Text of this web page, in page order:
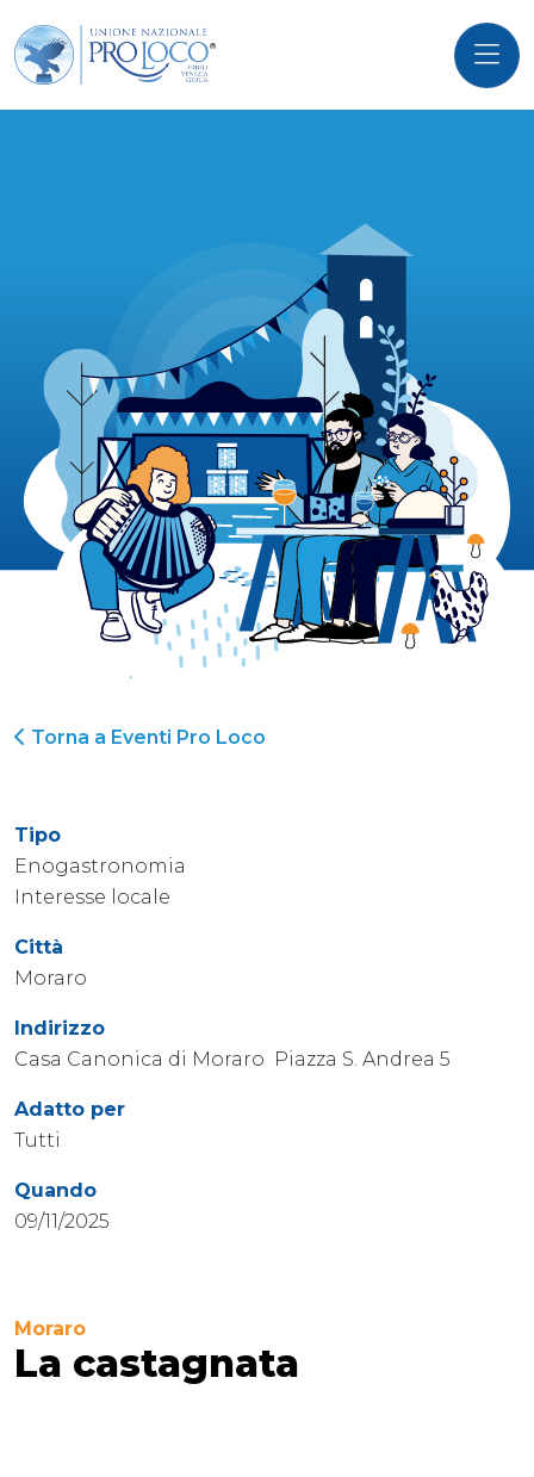
Torna a Eventi Pro Loco
Tipo
Enogastronomia
Interesse locale
Città
Moraro
Indirizzo
Casa Canonica di Moraro Piazza S. Andrea 5
Adatto per
Tutti
Quando
09/11/2025
Moraro
La castagnata